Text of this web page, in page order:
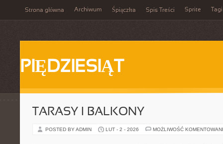
Strona główna Archiwum Śpiączka Spis Treści Sprite Tagi
PIĘDZIESIĄT
TARASY I BALKONY
POSTED BY ADMIN LUT - 2 - 2026 MOŻLIWOŚĆ